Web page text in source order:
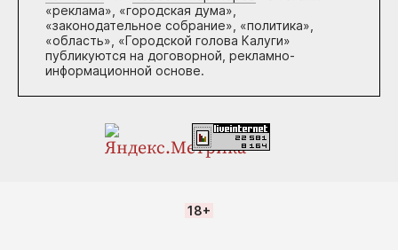
«реклама», «городская дума»,
«законодательное собрание», «политика»,
«область», «Городской голова Калуги»
публикуются на договорной, рекламно-
информационной основе.
18+